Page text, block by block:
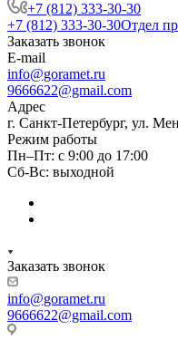
+7 (812) 333-30-30
+7 (812) 333-30-30Отдел
Заказать звонок
E-mail
info@goramet.ru
9666622@gmail.com
Адрес
г. Санкт-Петербург, ул.
Режим работы
Пн–Пт: с 9:00 до 17:00
Сб-Вс: выходной
Заказать звонок
info@goramet.ru
9666622@gmail.com